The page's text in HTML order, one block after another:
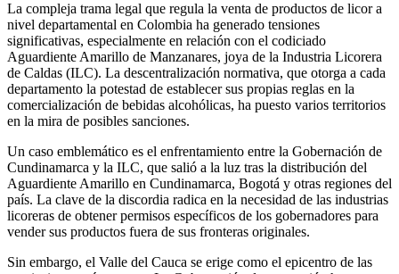
La compleja trama legal que regula la venta de productos de licor a
nivel departamental en Colombia ha generado tensiones
significativas, especialmente en relación con el codiciado
Aguardiente Amarillo de Manzanares, joya de la Industria Licorera
de Caldas (ILC). La descentralización normativa, que otorga a cada
departamento la potestad de establecer sus propias reglas en la
comercialización de bebidas alcohólicas, ha puesto varios territorios
en la mira de posibles sanciones.
Un caso emblemático es el enfrentamiento entre la Gobernación de
Cundinamarca y la ILC, que salió a la luz tras la distribución del
Aguardiente Amarillo en Cundinamarca, Bogotá y otras regiones del
país. La clave de la discordia radica en la necesidad de las industrias
licoreras de obtener permisos específicos de los gobernadores para
vender sus productos fuera de sus fronteras originales.
Sin embargo, el Valle del Cauca se erige como el epicentro de las